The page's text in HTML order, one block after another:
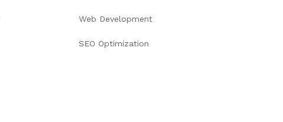
Web Development
SEO Optimization